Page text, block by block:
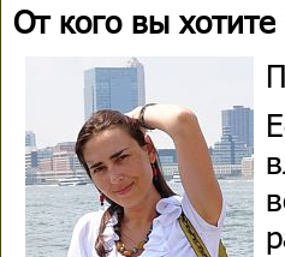
От кого вы